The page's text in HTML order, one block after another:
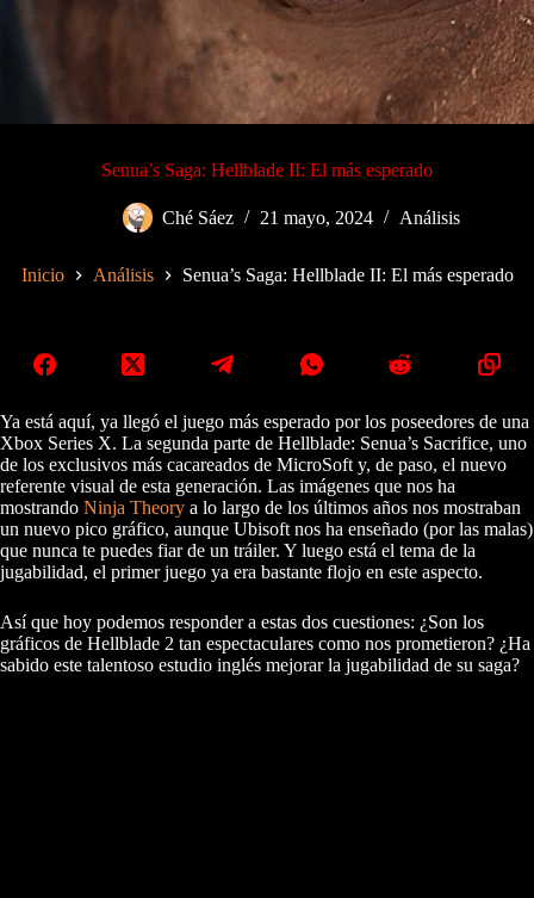
Senua’s Saga: Hellblade II: El más esperado
Ché Sáez 21 mayo, 2024 Análisis
Inicio Análisis Senua’s Saga: Hellblade II: El más esperado
Ya está aquí, ya llegó el juego más esperado por los poseedores de una
Xbox Series X. La segunda parte de Hellblade: Senua’s Sacrifice, uno
de los exclusivos más cacareados de MicroSoft y, de paso, el nuevo
referente visual de esta generación. Las imágenes que nos ha
mostrando Ninja Theory a lo largo de los últimos años nos mostraban
un nuevo pico gráfico, aunque Ubisoft nos ha enseñado (por las malas)
que nunca te puedes fiar de un tráiler. Y luego está el tema de la
jugabilidad, el primer juego ya era bastante flojo en este aspecto.
Así que hoy podemos responder a estas dos cuestiones: ¿Son los
gráficos de Hellblade 2 tan espectaculares como nos prometieron? ¿Ha
sabido este talentoso estudio inglés mejorar la jugabilidad de su saga?